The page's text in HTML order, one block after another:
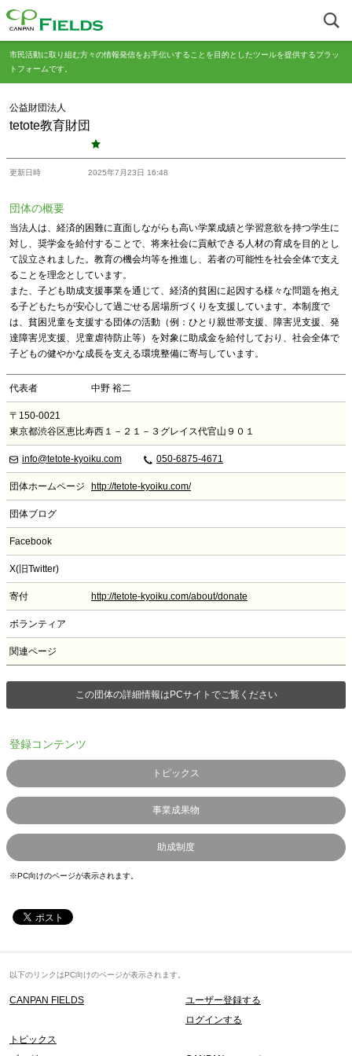
市民活動に取り組む方々の情報発信をお手伝いすることを目的としたツールを提供するプラッ
トフォームです。
公益財団法人
tetote教育財団
更新日時 2025年7月23日 16:48
団体の概要
当法人は、経済的困難に直面しながらも高い学業成績と学習意欲を持つ学生に
対し、奨学金を給付することで、将来社会に貢献できる人材の育成を目的とし
て設立されました。教育の機会均等を推進し、若者の可能性を社会全体で支え
ることを理念としています。
また、子ども助成支援事業を通じて、経済的貧困に起因する様々な問題を抱え
る子どもたちが安心して過ごせる居場所づくりを支援しています。本制度で
は、貧困児童を支援する団体の活動（例：ひとり親世帯支援、障害児支援、発
達障害児支援、児童虐待防止等）を対象に助成金を給付しており、社会全体で
子どもの健やかな成長を支える環境整備に寄与しています。
代表者 中野 裕二
〒150-0021
東京都渋谷区恵比寿西１－２１－３グレイス代官山９０１
info@tetote-kyoiku.com 050-6875-4671
団体ホームページ http://tetote-kyoiku.com/
団体ブログ
Facebook
X(旧Twitter)
寄付 http://tetote-kyoiku.com/about/donate
ボランティア
関連ページ
この団体の詳細情報はPCサイトでご覧ください
登録コンテンツ
トピックス
事業成果物
助成制度
※PC向けのページが表示されます。
以下のリンクはPC向けのページが表示されます。
CANPAN FIELDS
ユーザー登録する
ログインする
トピックス